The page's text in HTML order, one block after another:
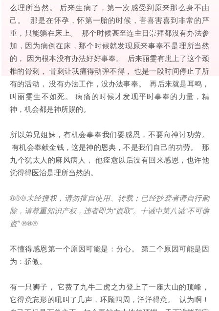
么理所当然。 后来生病了，第一次感受到原来那么身不由
己。 那是在怀孕，怀第一胎的时候，害喜害喜到非常的严
重，只能躺在床上。 那个时候甚至连主日崇拜都没有办法参
加，因为病倒在床，那个时候就发现原来事奉不是理所当然
的， 因为根本没有办法好好事奉。 后来丽雯有患上了这个颈
椎的骨刺， 骨刺让我痛得动弹不得， 也是一段时间停止了所
有的活动， 没有办法工作，没办法事奉。 再后来就是耳鸣，
叫丽雯生不如死。 病痛的时候才发现平时事奉的力量，精
神，机会都是神所赐的。
所以弟兄姐妹，有机会事奉我们要感恩，不要向神讨功劳。
有机会奉献金钱，这是神的恩典，不是我们自己的功劳。 那
九个犹太人的麻风病人， 他痊愈以后没有回来感恩，也许他
觉得得医治是理所当然的。
®®®未经授权，请勿擅自使用、转载；已经抄袭者请自行删
除，请尊重知识产权，违者即为“盗取”。十诫中第八诫“不可偷
盗” ®®®
不懂得感恩第一个原因可能是：分心。 第二个原因可能是因
为：骄傲。
有一只狮子， 它费了九牛二虎之力登上了一座大山的顶峰，
它得意忘形的吼叫了几声，环顾四周，洋洋得意。 认为啊！